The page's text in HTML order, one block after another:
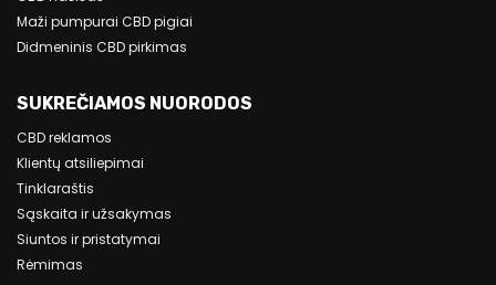
Maži pumpurai CBD pigiai
Didmeninis CBD pirkimas
SUKREČIAMOS NUORODOS
CBD reklamos
Klientų atsiliepimai
Tinklaraštis
Sąskaita ir užsakymas
Siuntos ir pristatymai
Rėmimas